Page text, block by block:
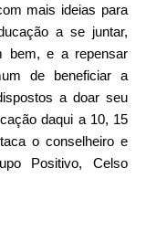
mais ideias para
a se juntar,
bem, e a repensar
de beneficiar a
a doar seu
daqui a 10, 15
o conselheiro e
Positivo, Celso